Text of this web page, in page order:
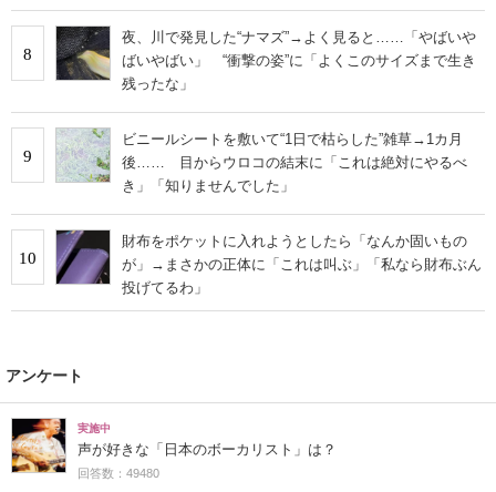
8
夜、川で発見した“ナマズ”→よく見ると……「やばいや
ばいやばい」 “衝撃の姿”に「よくこのサイズまで生き
残ったな」
9
ビニールシートを敷いて“1日で枯らした”雑草→1カ月
後…… 目からウロコの結末に「これは絶対にやるべ
き」「知りませんでした」
10
財布をポケットに入れようとしたら「なんか固いもの
が」→まさかの正体に「これは叫ぶ」「私なら財布ぶん
投げてるわ」
アンケート
実施中
声が好きな「日本のボーカリスト」は？
回答数：49480